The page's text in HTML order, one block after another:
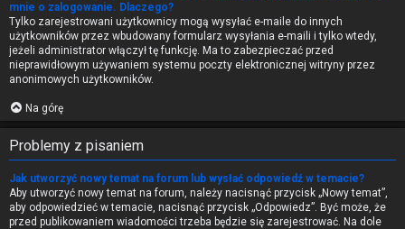
mnie o zalogowanie. Dlaczego?
Tylko zarejestrowani użytkownicy mogą wysyłać e-maile do innych
użytkowników przez wbudowany formularz wysyłania e-maili i tylko wtedy,
jeżeli administrator włączył tę funkcję. Ma to zabezpieczać przed
nieprawidłowym używaniem systemu poczty elektronicznej witryny przez
anonimowych użytkowników.
Na górę
Problemy z pisaniem
Jak utworzyć nowy temat na forum lub wysłać odpowiedź w temacie?
Aby utworzyć nowy temat na forum, należy nacisnąć przycisk „Nowy temat”,
aby odpowiedzieć w temacie, nacisnąć przycisk „Odpowiedz”. Być może, że
przed publikowaniem wiadomości trzeba będzie się zarejestrować. Na dole